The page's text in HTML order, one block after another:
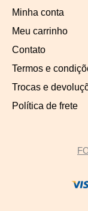
Minha conta
Meu carrinho
Contato
Termos e
Trocas e
Política de frete